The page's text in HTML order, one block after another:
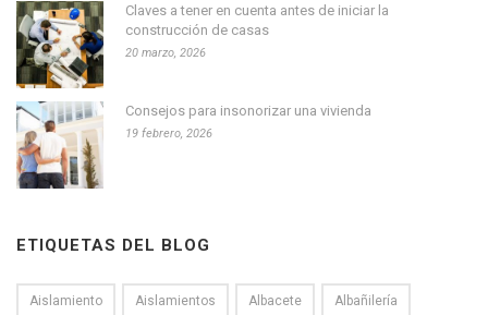
Claves a tener en cuenta antes de iniciar la
construcción de casas
20 marzo, 2026
Consejos para insonorizar una vivienda
19 febrero, 2026
ETIQUETAS DEL BLOG
Aislamiento Aislamientos Albacete Albañilería